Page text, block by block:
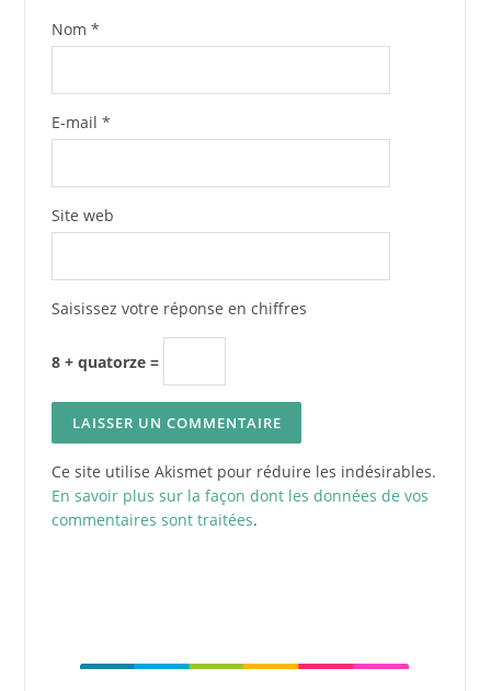
Nom *
E-mail *
Site web
Saisissez votre réponse en chiffres
8 + quatorze =
Ce site utilise Akismet pour réduire les indésirables.
En savoir plus sur la façon dont les données de vos
commentaires sont traitées.